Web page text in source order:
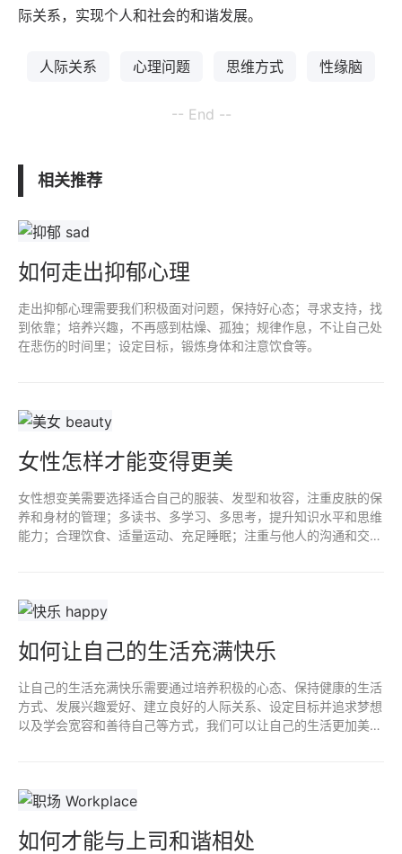
际关系，实现个人和社会的和谐发展。
人际关系 心理问题 思维方式 性缘脑
-- End --
相关推荐
如何走出抑郁心理
走出抑郁心理需要我们积极面对问题，保持好心态；寻求支持，找
到依靠；培养兴趣，不再感到枯燥、孤独；规律作息，不让自己处
在悲伤的时间里；设定目标，锻炼身体和注意饮食等。
女性怎样才能变得更美
女性想变美需要选择适合自己的服装、发型和妆容，注重皮肤的保
养和身材的管理；多读书、多学习、多思考，提升知识水平和思维
能力；合理饮食、适量运动、充足睡眠；注重与他人的沟通和交
如何让自己的生活充满快乐
让自己的生活充满快乐需要通过培养积极的心态、保持健康的生活
方式、发展兴趣爱好、建立良好的人际关系、设定目标并追求梦想
以及学会宽容和善待自己等方式，我们可以让自己的生活更加美好
如何才能与上司和谐相处